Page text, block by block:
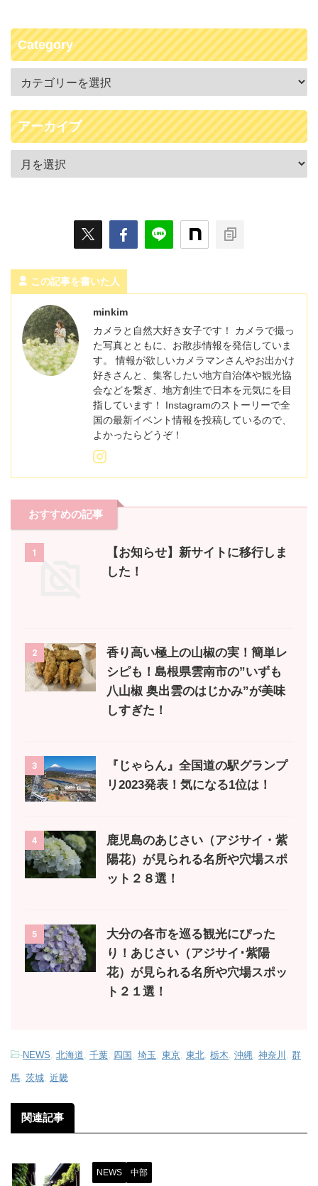
Category
アーカイブ
この記事を書いた人
minkim
カメラと自然大好き女子です！ カメラで撮っ
た写真とともに、お散歩情報を発信していま
す。 情報が欲しいカメラマンさんやお出かけ
好きさんと、集客したい地方自治体や観光協
会などを繋ぎ、地方創生で日本を元気にを目
指しています！ Instagramのストーリーで全
国の最新イベント情報を投稿しているので、
よかったらどうぞ！
おすすめの記事
1
【お知らせ】新サイトに移行しま
した！
2
香り高い極上の山椒の実！簡単レ
シピも！島根県雲南市の”いずも
八山椒 奥出雲のはじかみ”が美味
しすぎた！
3
『じゃらん』全国道の駅グランプ
リ2023発表！気になる1位は！
4
鹿児島のあじさい（アジサイ・紫
陽花）が見られる名所や穴場スポ
ット２８選！
5
大分の各市を巡る観光にぴった
り！あじさい（アジサイ･紫陽
花）が見られる名所や穴場スポッ
ト２１選！
-NEWS, 北海道, 千葉, 四国 , 埼玉, 東京, 東北, 栃木, 沖縄, 神奈川 , 群
馬, 茨城, 近畿
関連記事
NEWS 中部